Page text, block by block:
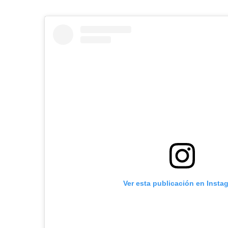
Ver esta publicación en